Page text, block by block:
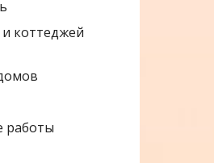
коттеджей
работы